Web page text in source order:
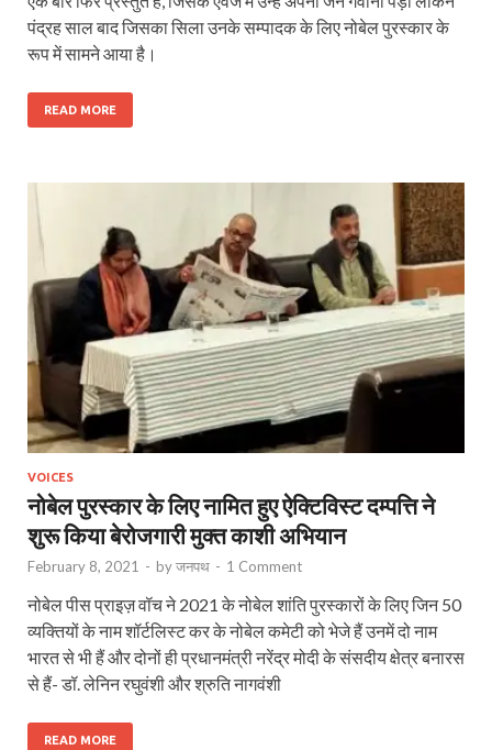
पंद्रह साल बाद जिसका सिला उनके सम्पादक के लिए नोबेल पुरस्कार के
रूप में सामने आया है।
READ MORE
VOICES
नोबेल पुरस्कार के लिए नामित हुए ऐक्टिविस्ट दम्पत्ति ने
शुरू किया बेरोजगारी मुक्त काशी अभियान
February 8, 2021 - byजनपथ - 1 Comment
नोबेल पीस प्राइज़ वॉच ने 2021 के नोबेल शांति पुरस्‍कारों के लिए जिन 50
व्‍यक्तियों के नाम शॉर्टलिस्‍ट कर के नोबेल कमेटी को भेजे हैं उनमें दो नाम
भारत से भी हैं और दोनों ही प्रधानमंत्री नरेंद्र मोदी के संसदीय क्षेत्र बनारस
से हैं- डॉ. लेनिन रघुवंशी और श्रुति नागवंशी
READ MORE